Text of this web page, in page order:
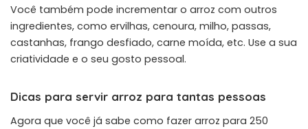
Você também pode incrementar o arroz com outros
ingredientes, como ervilhas, cenoura, milho, passas,
castanhas, frango desfiado, carne moída, etc. Use a sua
criatividade e o seu gosto pessoal.
Dicas para servir arroz para tantas pessoas
Agora que você já sabe como fazer arroz para 250